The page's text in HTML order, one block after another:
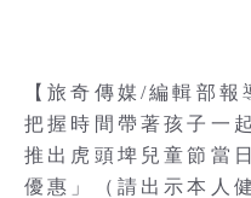
【旅奇傳媒/編輯部報
把握時間帶著孩子一
推出虎頭埤兒童節當
優惠」（請出示本人